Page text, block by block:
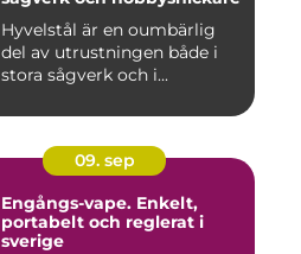
Hyvelstål är en oumbärlig
del av utrustningen både i
stora sågverk och i...
09. sep
Engångs-vape. Enkelt,
portabelt och reglerat i
sverige